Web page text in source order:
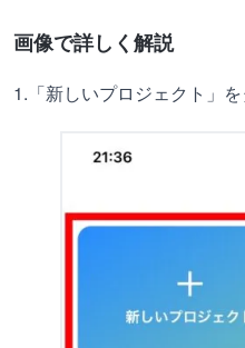
画像で詳しく解説
1.「新しいプロジェクト」を